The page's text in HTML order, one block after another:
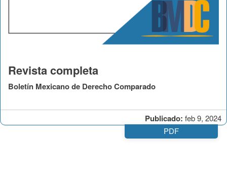
Publicado: feb 9, 2024
Revista completa
Boletín Mexicano de Derecho Comparado
PDF